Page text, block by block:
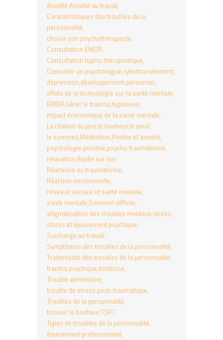
Anxiété Anxiété au travail
Caractéristiques des troubles de la
personnalité
choisir son psychothérapeute
Consultation EMDR
Consultation hypno thérapeutique
Consulter un psychologue cyberharcèlement
dépression développement personnel
effets de la technologie sur la santé mentale
EMDR Gérer le trauma hypnoses
impact économique de la santé mentale
La citation du jour le bonheur le deuil
le sommeil Méditation Phobie et anxiété
psychologie positive psycho traumatisme
relaxation Replie sur soi
Réactions au traumatisme
Réaction émotionnelle
réseaux sociaux et santé mentale
santé mentale Sommeil difficile
stigmatisation des troubles mentaux stress
stress et épuisement psychique
Surcharge au travail
Symptômes des troubles de la personnalité
Traitements des troubles de la personnalité
trauma psychique tristesse
Trouble alimentaire
trouble de stress post-traumatique
Troubles de la personnalité
trouver le bonheurTSPT
Types de troubles de la personnalité
épuisement professionnel